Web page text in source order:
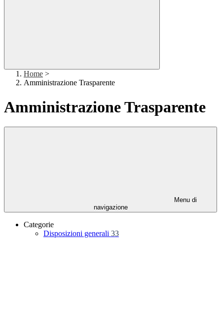
Home >
Amministrazione Trasparente
Amministrazione Trasparente
Menu di
navigazione
Categorie
Disposizioni generali 33